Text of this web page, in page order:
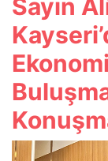
Sayın